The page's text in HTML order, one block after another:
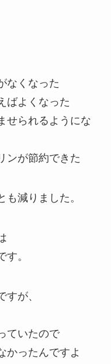
なくなった
ばよくなった
せられるようにな
ンが節約できた
も減りました。
。
が、
ていたので
かったんですよ